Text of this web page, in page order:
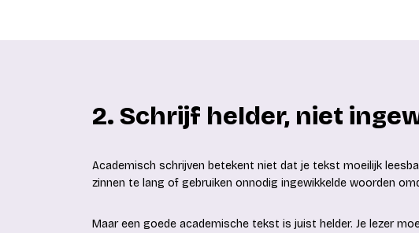
2. Schrijf helder, niet
Academisch schrijven betekent niet dat je tekst moeilijk
zinnen te lang of gebruiken onnodig ingewikkelde woorden
Maar een goede academische tekst is juist helder. Je lezer